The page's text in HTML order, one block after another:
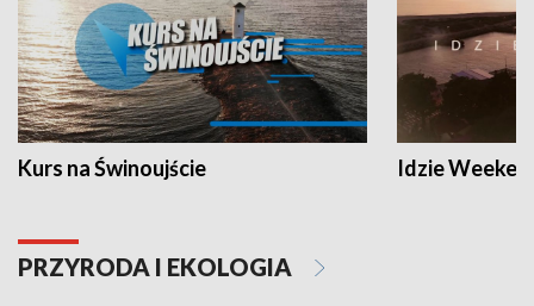
Kurs na Świnoujście Idzie
PRZYRODA I EKOLOGIA